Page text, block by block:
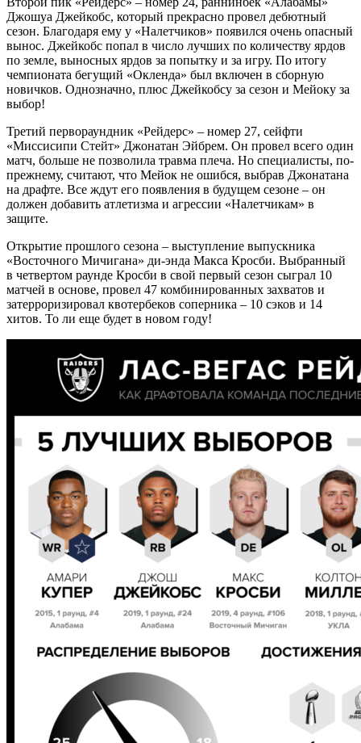
Джошуа Джейкобс, который прекрасно провел дебютный
сезон. Благодаря ему у «Налетчиков» появился очень опасный
вынос. Джейкобс попал в число лучших по количеству ярдов
по земле, выносных ярдов за попытку и за игру. По итогу
чемпионата бегущий «Окленда» был включен в сборную
новичков. Однозначно, плюс Джейкобсу за сезон и Мейоку за
выбор!
Третий первораундник «Рейдерс» – номер 27, сейфти
«Миссисипи Стейт» Джонатан Эйбрем. Он провел всего один
матч, больше не позволила травма плеча. Но специалисты, по-
прежнему, считают, что Мейок не ошибся, выбрав Джонатана
на драфте. Все ждут его появления в будущем сезоне – он
должен добавить атлетизма и агрессии «Налетчикам» в
защите.
Открытие прошлого сезона – выступление выпускника
«Восточного Мичигана» ди-энда Макса Кросби. Выбранный
в четвертом раунде Кросби в свой первый сезон сыграл 10
матчей в основе, провел 47 комбинированных захватов и
затерроризировал квотербеков соперника – 10 сэков и 14
хитов. То ли еще будет в новом году!